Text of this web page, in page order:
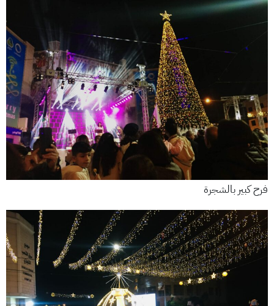
فرح كبير بالشجرة